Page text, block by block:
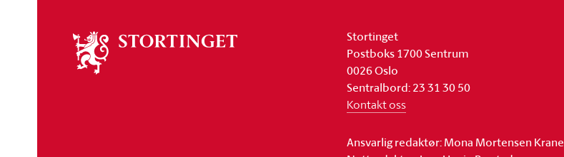
stortinget
Stortinget
Postboks 1700 Sentrum
0026 Oslo
Sentralbord: 23 31 30 50
Kontakt oss
Ansvarlig redaktør: Mona Mortensen Krane